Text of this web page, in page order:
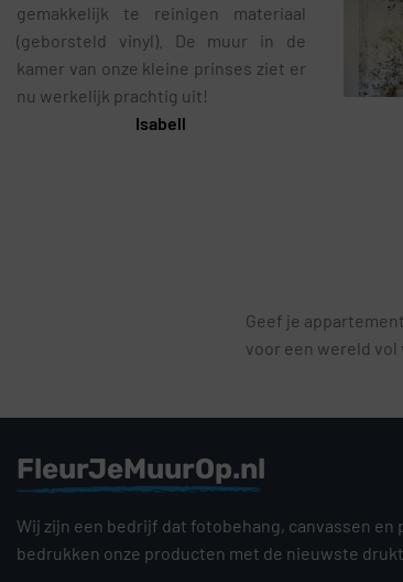
gemakkelijk te reinigen materiaal
(geborsteld vinyl). De muur in de
kamer van onze kleine prinses ziet er
nu werkelijk prachtig uit!
Isabell
Geef je
voor een wereld
FleurJeMuurOp.nl
Wij zijn een bedrijf dat fotobehang, canvassen en
bedrukken onze producten met de nieuwste